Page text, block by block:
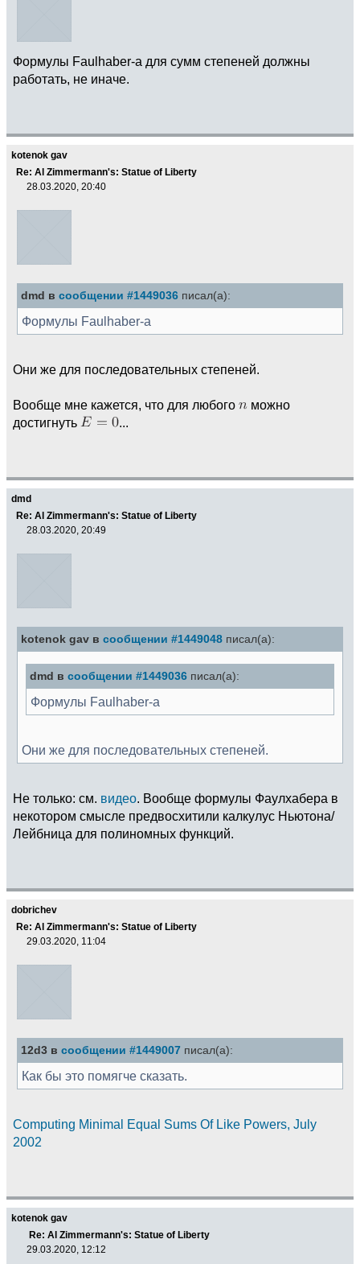
Формулы Faulhaber-а для сумм степеней должны
работать, не иначе.
kotenok gav
Re: Al Zimmermann's: Statue of Liberty
28.03.2020, 20:40
dmd в сообщении #1449036 писал(а):
Формулы Faulhaber-а
Они же для последовательных степеней.
Вообще мне кажется, что для любого
можно
достигнуть
...
dmd
Re: Al Zimmermann's: Statue of Liberty
28.03.2020, 20:49
kotenok gav в сообщении #1449048 писал(а):
dmd в сообщении #1449036 писал(а):
Формулы Faulhaber-а
Они же для последовательных степеней.
Не только: см. видео. Вообще формулы Фаулхабера в
некотором смысле предвосхитили калкулус Ньютона/
Лейбница для полиномных функций.
dobrichev
Re: Al Zimmermann's: Statue of Liberty
29.03.2020, 11:04
12d3 в сообщении #1449007 писал(а):
Как бы это помягче сказать.
Computing Minimal Equal Sums Of Like Powers, July
2002
kotenok gav
Re: Al Zimmermann's: Statue of Liberty
29.03.2020, 12:12